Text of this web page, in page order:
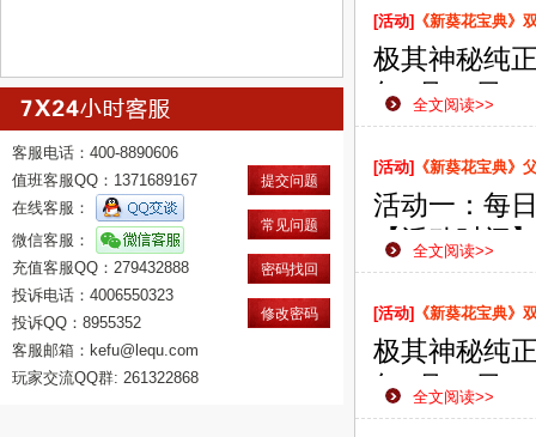
客服电话：400-8890606
值班客服QQ：1371689167
在线客服：
微信客服：
充值客服QQ：279432888
投诉电话：4006550323
投诉QQ：8955352
客服邮箱：kefu@lequ.com
玩家交流QQ群: 261322868
提交问题
常见问题
密码找回
修改密码
展了此次数
[活动] 《新葵花宝典》
极其神秘纯
年6月18日
款网页游戏
侠之路更加
全文阅读>>
[活动] 《新葵花宝典》
活动一：每
【活动时间
【活动范围
【活动内容
即可获赠珍
【活动奖励
全文阅读>>
[活动] 《新葵花宝典》
极其神秘纯
年6月14日
款网页游戏
全文阅读>>